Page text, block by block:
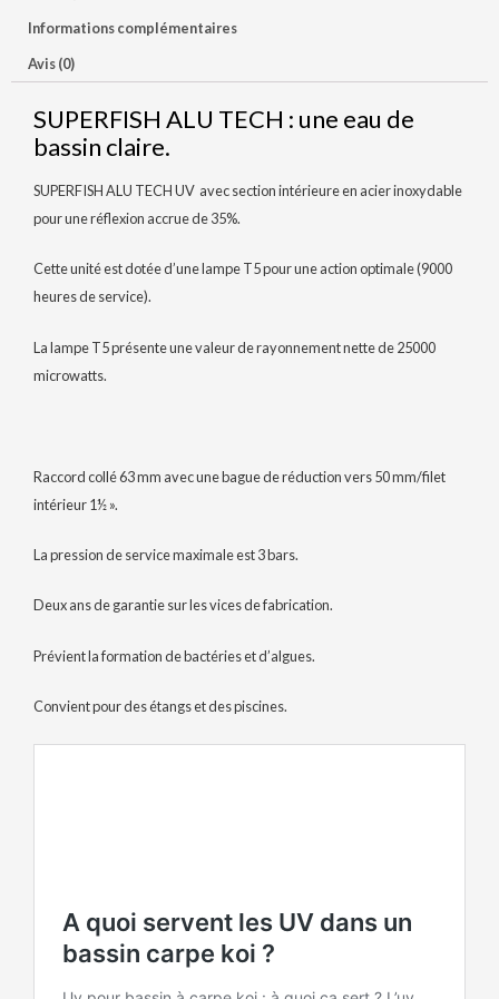
Informations complémentaires
Avis (0)
SUPERFISH ALU TECH : une eau de
bassin claire.
SUPERFISH ALU TECH UV avec section intérieure en acier inoxydable
pour une réflexion accrue de 35%.
Cette unité est dotée d’une lampe T5 pour une action optimale (9000
heures de service).
La lampe T5 présente une valeur de rayonnement nette de 25000
microwatts.
Raccord collé 63 mm avec une bague de réduction vers 50 mm/filet
intérieur 1½ ».
La pression de service maximale est 3 bars.
Deux ans de garantie sur les vices de fabrication.
Prévient la formation de bactéries et d’algues.
Convient pour des étangs et des piscines.